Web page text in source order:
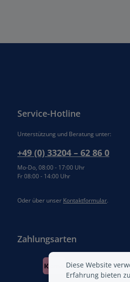
Service-Hotline
Unterstützung und Beratung unter:
+49 (0) 33204 – 62 86 0
Mo-Do, 08:00 - 17:00 Uhr
Fr 08:00 - 14:00 Uhr
Oder über unser Kontaktformular.
Zahlungsarten
Diese Website
Erfahrung bieten